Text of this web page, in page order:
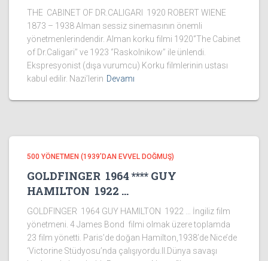
THE CABINET OF DR.CALIGARI 1920 ROBERT WIENE
1873 – 1938 Alman sessiz sinemasının önemli
yönetmenlerindendir. Alman korku filmi 1920‘’The Cabinet
of Dr.Caligari’’ ve 1923 ‘’Raskolnikow’’ ile ünlendi.
Ekspresyonist (dışa vurumcu) Korku filmlerinin ustası
kabul edilir. Nazi’lerin Devamı
500 YÖNETMEN (1939’DAN EVVEL DOĞMUŞ)
GOLDFINGER 1964 **** GUY
HAMILTON 1922 …
GOLDFINGER 1964 GUY HAMILTON 1922 … İngiliz film
yönetmeni. 4 James Bond filmi olmak üzere toplamda
23 film yönetti. Paris’de doğan Hamilton,1938’de Nice’de
‘Victorine Stüdyosu’nda çalışıyordu.II.Dünya savaşı